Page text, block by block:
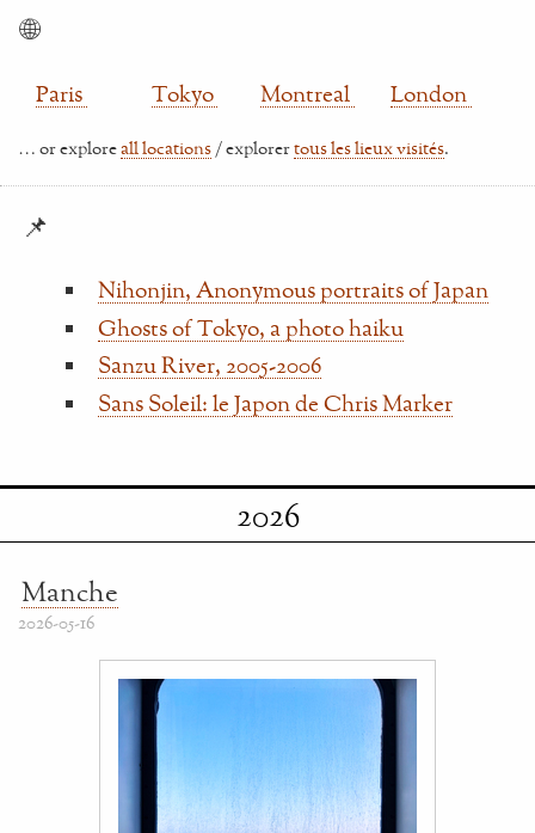
🌐
Paris Tokyo Montreal London
… or exploreall locations / explorertous les lieux visités.
📌
Nihonjin, Anonymous portraits of Japan
Ghosts of Tokyo, a photo haiku
Sanzu River, 2005-2006
Sans Soleil: le Japon de Chris Marker
2026
Manche
2026-05-16